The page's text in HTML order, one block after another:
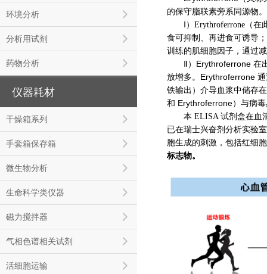
环境分析
分析用试剂
药物分析
仪器耗材
干燥箱系列
手套箱保存箱
微生物分析
生命科学类仪器
磁力搅拌器
气相色谱相关试剂
活细胞运输
的保守脂联素旁系同源物
Ⅰ）Erythroferrone（
食可抑制、再进食可诱导
训练的肌细胞因子，通过
Ⅱ）Erythroferrone 在
放增多。Erythroferrone
铁输出）介导血浆中储存
和 Erythroferrone）与病
本 ELISA 试剂盒在血
已在瑞士兴奋剂分析实验
胞生成的刺激，包括红细
标志物。